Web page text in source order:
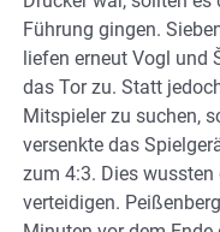
Führung gingen.
liefen erneut Vogl
das Tor zu. Statt
Mitspieler zu suchen,
versenkte das
zum 4:3. Dies
verteidigen.